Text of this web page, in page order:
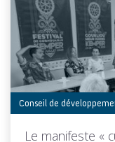
Conseil de
Le manifeste «